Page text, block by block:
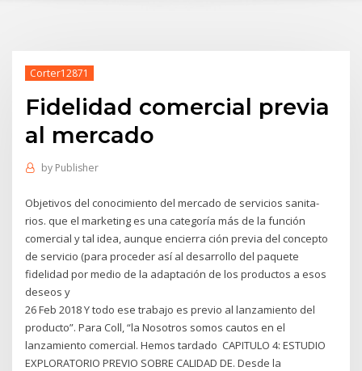
Corter12871
Fidelidad comercial previa
al mercado
by Publisher
Objetivos del conocimiento del mercado de servicios sanita-
rios. que el marketing es una categoría más de la función
comercial y tal idea, aunque encierra ción previa del concepto
de servicio (para proceder así al desarrollo del paquete
fidelidad por medio de la adaptación de los productos a esos
deseos y
26 Feb 2018 Y todo ese trabajo es previo al lanzamiento del
producto”. Para Coll, “la Nosotros somos cautos en el
lanzamiento comercial. Hemos tardado CAPITULO 4: ESTUDIO
EXPLORATORIO PREVIO SOBRE CALIDAD DE. Desde la